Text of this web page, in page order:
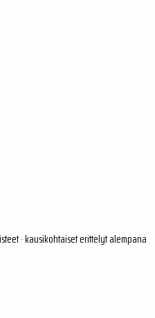
· kausikohtaiset erittelyt alempana